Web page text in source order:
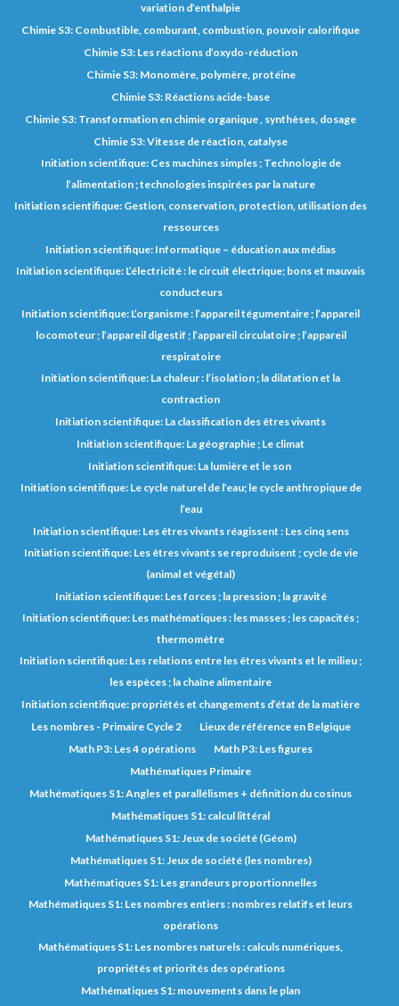
variation d’enthalpie
Chimie S3: Combustible, comburant, combustion, pouvoir calorifique
Chimie S3: Les réactions d’oxydo-réduction
Chimie S3: Monomère, polymère, protéine
Chimie S3: Réactions acide-base
Chimie S3: Transformation en chimie organique , synthèses, dosage
Chimie S3: Vitesse de réaction, catalyse
Initiation scientifique: Ces machines simples ; Technologie de
l’alimentation ; technologies inspirées par la nature
Initiation scientifique: Gestion, conservation, protection, utilisation des
ressources
Initiation scientifique: Informatique – éducation aux médias
Initiation scientifique: L’électricité : le circuit électrique; bons et mauvais
conducteurs
Initiation scientifique: L’organisme : l’appareil tégumentaire ; l’appareil
locomoteur ; l’appareil digestif ; l’appareil circulatoire ; l’appareil
respiratoire
Initiation scientifique: La chaleur : l’isolation ; la dilatation et la
contraction
Initiation scientifique: La classification des êtres vivants
Initiation scientifique: La géographie ; Le climat
Initiation scientifique: La lumière et le son
Initiation scientifique: Le cycle naturel de l’eau; le cycle anthropique de
l’eau
Initiation scientifique: Les êtres vivants réagissent : Les cinq sens
Initiation scientifique: Les êtres vivants se reproduisent ; cycle de vie
(animal et végétal)
Initiation scientifique: Les forces ; la pression ; la gravité
Initiation scientifique: Les mathématiques : les masses ; les capacités ;
thermomètre
Initiation scientifique: Les relations entre les êtres vivants et le milieu ;
les espèces ; la chaîne alimentaire
Initiation scientifique: propriétés et changements d’état de la matière
Les nombres - Primaire Cycle 2
Lieux de référence en Belgique
Math P3: Les 4 opérations
Math P3: Les figures
Mathématiques Primaire
Mathématiques S1: Angles et parallélismes + définition du cosinus
Mathématiques S1: calcul littéral
Mathématiques S1: Jeux de société (Géom)
Mathématiques S1: Jeux de société (les nombres)
Mathématiques S1: Les grandeurs proportionnelles
Mathématiques S1: Les nombres entiers : nombres relatifs et leurs
opérations
Mathématiques S1: Les nombres naturels : calculs numériques,
propriétés et priorités des opérations
Mathématiques S1: mouvements dans le plan